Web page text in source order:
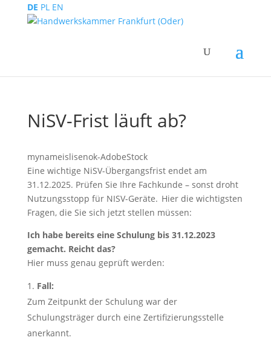
DE PL EN
NiSV-Frist läuft ab?
mynameislisenok-AdobeStock
Eine wichtige NiSV-Übergangsfrist endet am
31.12.2025. Prüfen Sie Ihre Fachkunde – sonst droht
Nutzungsstopp für NISV-Geräte. Hier die wichtigsten
Fragen, die Sie sich jetzt stellen müssen:
Ich habe bereits eine Schulung bis 31.12.2023
gemacht. Reicht das?
Hier muss genau geprüft werden:
Fall:
Zum Zeitpunkt der Schulung war der
Schulungsträger durch eine Zertifizierungsstelle
anerkannt.